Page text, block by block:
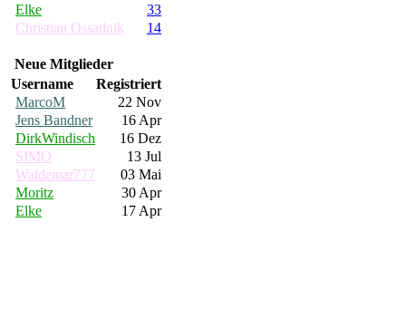
Elke
33
Christian Ossadnik
14
Neue Mitglieder
Username
Registriert
MarcoM
22 Nov
Jens Bandner
16 Apr
DirkWindisch
16 Dez
SIMO
13 Jul
Waldemar777
03 Mai
Moritz
30 Apr
Elke
17 Apr